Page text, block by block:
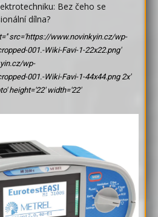
Bez čeho se
dílna?
src='https://www.novinkyin.cz/wp-
001.-Wiki-Favi-1-22x22.png'
wp-
001.-Wiki-Favi-1-44x44.png 2x'
height='22' width='22'